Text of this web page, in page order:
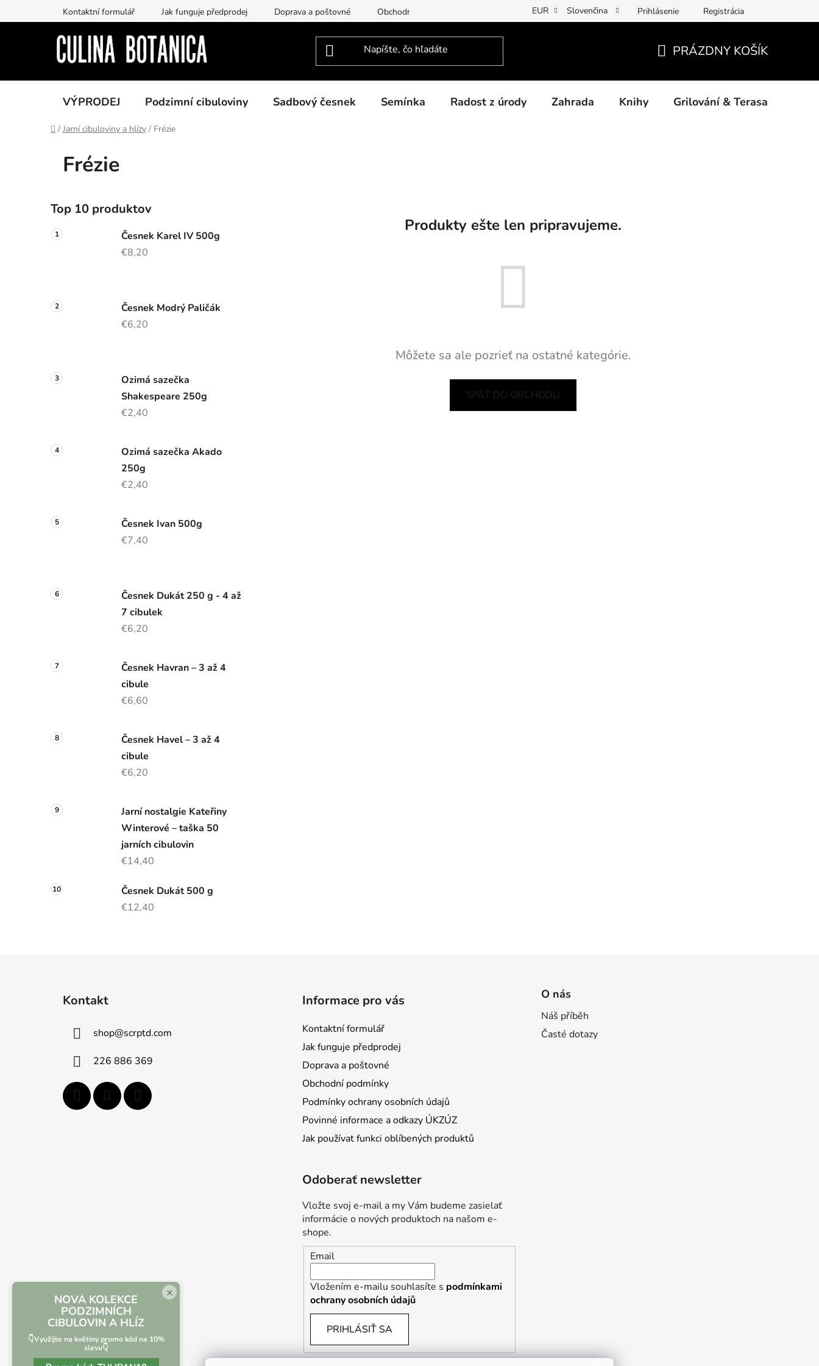
na
Kontaktní formulář Jak funguje předprodej Doprava a poštovné Obchodní podmínky Podmínky ochrany osobních údajů Povinné informace a odkazy ÚKZÚZ
EUR Slovenčina Prihlásenie Registrácia
KOŠÍK
PRÁZDNY KOŠÍK
VÝPRODEJ Podzimní cibuloviny Sadbový česnek Semínka Radost z úrody Zahrada Knihy Grilování & Terasa
Domov
/ Jarní cibuloviny a hlízy / Frézie
Frézie
o
č
n
n
Top 10 produktov
Česnek Karel IV 500g
€8,20
Česnek Modrý Paličák
€6,20
Ozimá sazečka
Shakespeare 250g
€2,40
Ozimá sazečka Akado
250g
€2,40
Česnek Ivan 500g
€7,40
Česnek Dukát 250 g - 4 až
7 cibulek
€6,20
Česnek Havran – 3 až 4
cibule
€6,60
Česnek Havel – 3 až 4
cibule
€6,20
Jarní nostalgie Kateřiny
Winterové – taška 50
jarních cibulovin
€14,40
Česnek Dukát 500 g
€12,40
Produkty ešte len pripravujeme.
Môžete sa ale pozrieť na ostatné kategórie.
SPÄŤ DO OBCHODU
Kontakt
shop@scrptd.com
226 886 369
Informace pro vás
Kontaktní formulář
Jak funguje předprodej
Doprava a poštovné
Obchodní podmínky
Podmínky ochrany osobních údajů
Povinné informace a odkazy ÚKZÚZ
Jak používat funkci oblíbených produktů
O nás
Náš příběh
Časté dotazy
Odoberať newsletter
Vložte svoj e-mail a my Vám budeme zasielať
informácie o nových produktoch na našom e-
shope.
Email
Vložením e-mailu souhlasíte s podmínkami
ochrany osobních údajů
PRIHLÁSIŤ SA
×
NOVÁ KOLEKCE
PODZIMNÍCH
CIBULOVIN A HLÍZ
👇Využijte na květiny promo kód na 10%
slevu👇